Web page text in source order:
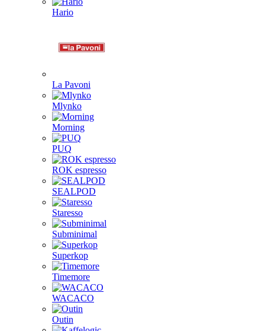
Hario
La Pavoni
Mlynko
Morning
PUQ
ROK espresso
SEALPOD
Staresso
Subminimal
Superkop
Timemore
WACACO
Outin